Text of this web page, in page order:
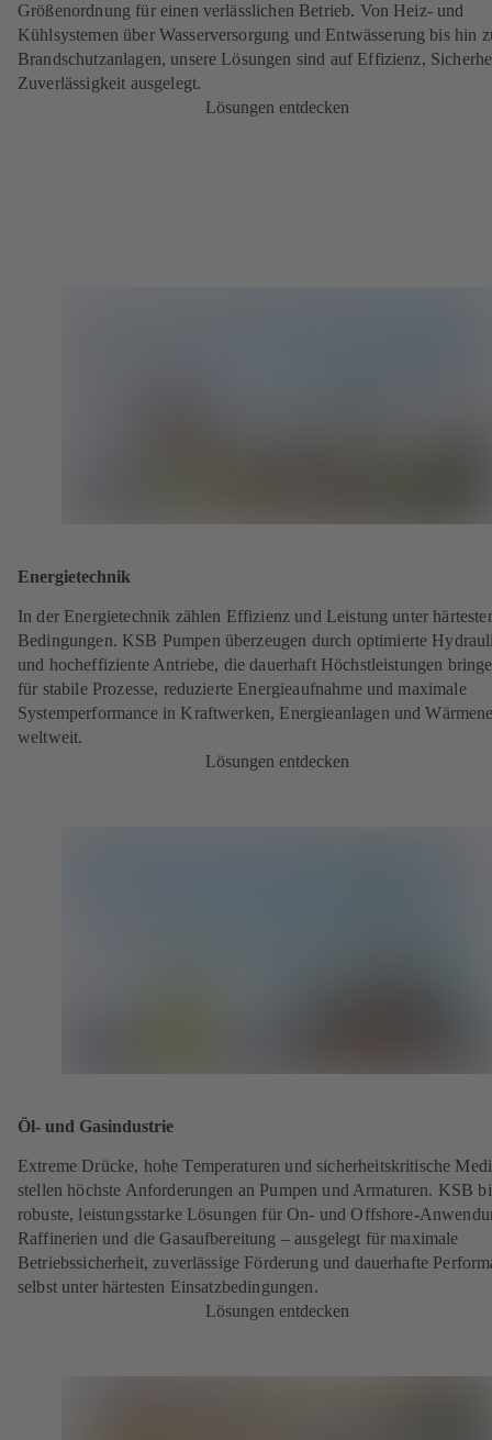
Größenordnung für einen verlässlichen Betrieb. Von Heiz- und
Kühlsystemen über Wasserversorgung und Entwässerung bis hin
Brandschutzanlagen, unsere Lösungen sind auf Effizienz,
Zuverlässigkeit ausgelegt.
Lösungen entdecken
Energietechnik
In der Energietechnik zählen Effizienz und Leistung unter
Bedingungen. KSB Pumpen überzeugen durch optimierte
und hocheffiziente Antriebe, die dauerhaft Höchstleistungen
für stabile Prozesse, reduzierte Energieaufnahme und maximale
Systemperformance in Kraftwerken, Energieanlagen und
weltweit.
Lösungen entdecken
Öl- und Gasindustrie
Extreme Drücke, hohe Temperaturen und sicherheitskritische
stellen höchste Anforderungen an Pumpen und Armaturen. KSB
robuste, leistungsstarke Lösungen für On- und Offshore-
Raffinerien und die Gasaufbereitung – ausgelegt für maximale
Betriebssicherheit, zuverlässige Förderung und dauerhafte
selbst unter härtesten Einsatzbedingungen.
Lösungen entdecken